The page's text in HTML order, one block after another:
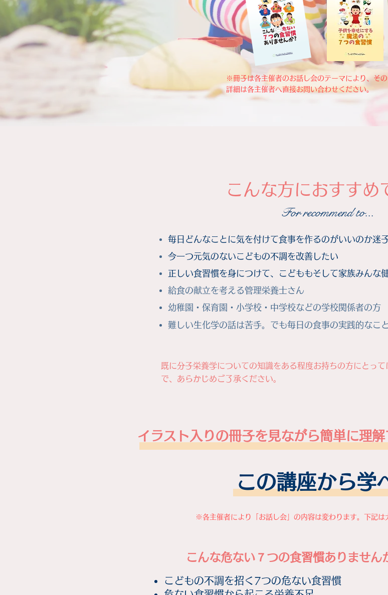
※冊子は各主催者のお話し会のテーマにより、その
​詳細は各主催者へ直接お問い合わせください。
こんな方におすすめ
For recommend to...
毎日どんなことに気を付けて食事を作るのがいいのか迷
今一つ元気のないこどもの不調を改善したい​
正しい食習慣を身につけて、こどももそして家族みんな
給食の献立を考える管理栄養士さん
幼稚園・保育園・小学校・中学校などの学校関係者の方
難しい生化学の話は苦手。でも毎日の食事の実践的なこ
既に分子栄養学についての知識をある程度お持ちの方にとっ
で、あらかじめご了承ください。
イラスト入りの冊子を見ながら簡単に理
この講座から学
​※各主催者により「お話し会」の内容は変わります。下記は
こんな危ない７つの食習慣ありません
こどもの不調を招く7つの危ない食習慣